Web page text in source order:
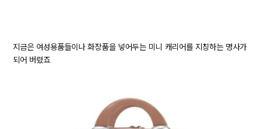
지금은 여성용품들이나 화장품을 넣어두는 미니 캐리어를 지칭하는 명사가
되어 버렸죠